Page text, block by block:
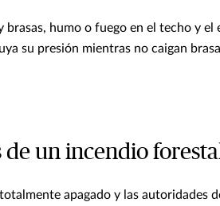
brasas, humo o fuego en el techo y el
su presión mientras no caigan
de un incendio
apagado y las autoridades